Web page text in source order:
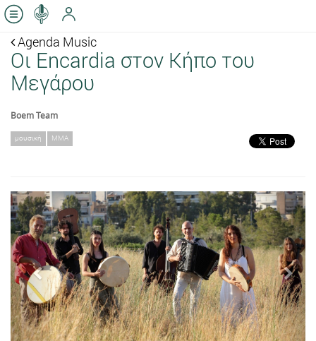
Agenda Music
Οι Encardia στον Κήπο του
Μεγάρου
Boem Team
μουσική ΜΜΑ
Previous Next